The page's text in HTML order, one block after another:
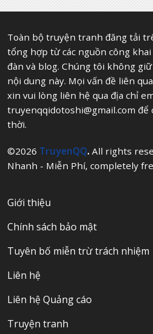
Toàn bộ truyện tranh đăng tải
tổng hợp từ các nguồn công
đàn và blog. Chúng tôi không
nội dung này. Mọi vấn đề liên
xin vui lòng liên hệ qua địa chỉ
truyenqqidotoshi@gmail.com để
thời.
©2026 TruyenQQ. All rights
Nhanh - Miễn Phí, completely
Giới thiệu
Chính sách bảo mật
Tuyên bố miễn trừ trách nhiệm
Liên hệ
Liên hệ Quảng cáo
Truyện tranh